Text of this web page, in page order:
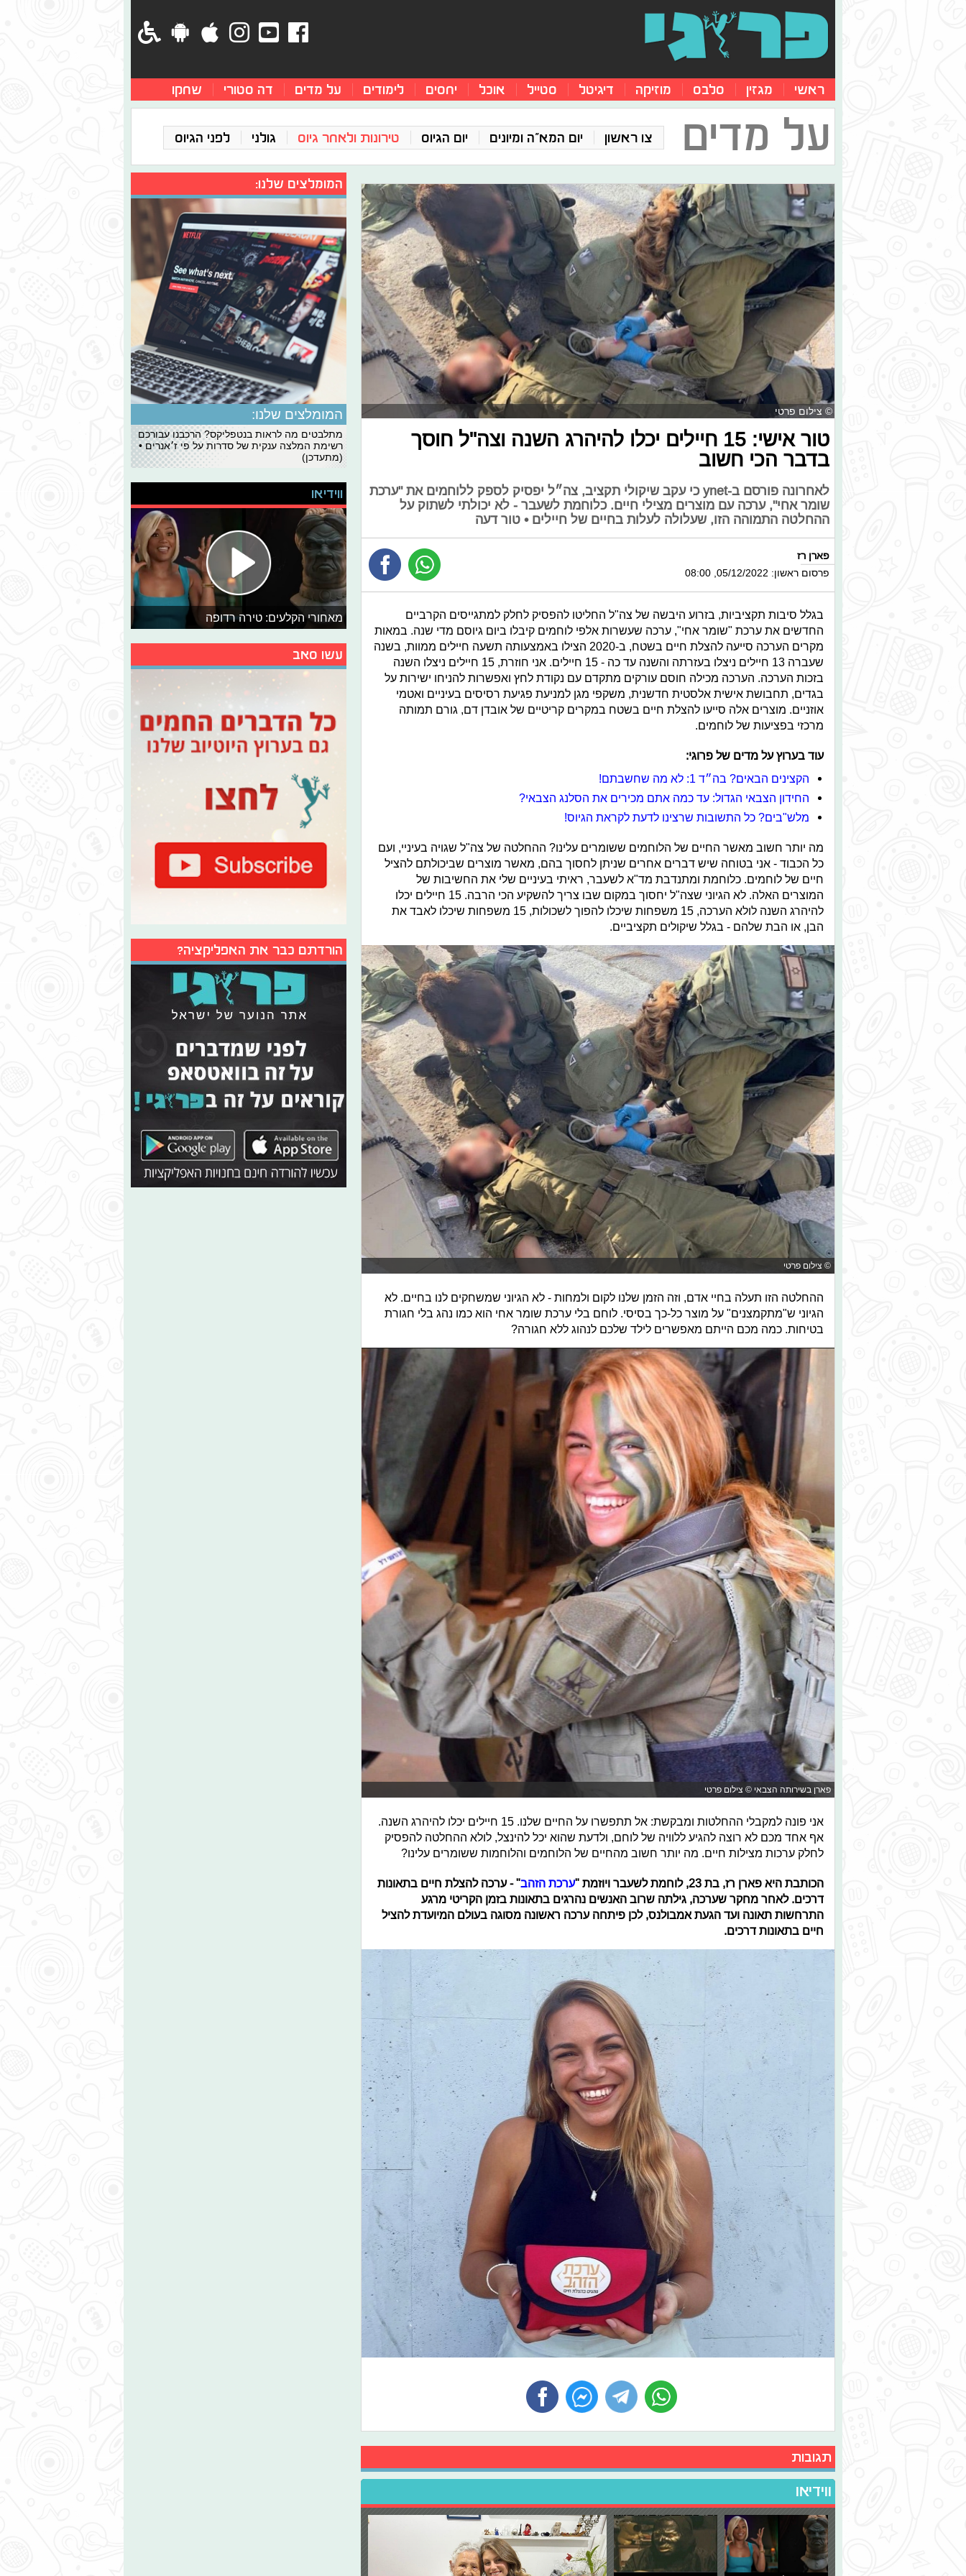
ראשי מגזין סלבס מוזיקה דיגיטל סטייל אוכל יחסים לימודים על מדים דה סטורי שחקו
על מדים צו ראשון יום המא"ה ומיונים יום הגיוס טירונות ולאחר גיוס גולני לפני הגיוס
© צילום פרטי
טור אישי: 15 חיילים יכלו להיהרג השנה וצה"ל חוסך
בדבר הכי חשוב
לאחרונה פורסם ב-ynet כי עקב שיקולי תקציב, צה״ל יפסיק לספק ללוחמים את "ערכת
שומר אחי", ערכה עם מוצרים מצילי חיים. כלוחמת לשעבר - לא יכולתי לשתוק על
ההחלטה התמוהה הזו, שעלולה לעלות בחיים של חיילים • טור דעה
פארן רז
פרסום ראשון: 05/12/2022, 08:00
בגלל סיבות תקציביות, בזרוע היבשה של צה"ל החליטו להפסיק לחלק למתגייסים הקרביים
החדשים את ערכת "שומר אחי", ערכה שעשרות אלפי לוחמים קיבלו ביום גיוסם מדי שנה. במאות
מקרים הערכה סייעה להצלת חיים בשטח, ב-2020 הצילו באמצעותה תשעה חיילים ממוות, בשנה
שעברה 13 חיילים ניצלו בעזרתה והשנה עד כה - 15 חיילים. אני חוזרת, 15 חיילים ניצלו השנה
בזכות הערכה. הערכה מכילה חוסם עורקים מתקדם עם נקודת לחץ ואפשרות להניחו ישירות על
בגדים, תחבושת אישית אלסטית חדשנית, משקפי מגן למניעת פגיעת רסיסים בעיניים ואטמי
אוזניים. מוצרים אלה סייעו להצלת חיים בשטח במקרים קריטיים של אובדן דם, גורם תמותה
מרכזי בפציעות של לוחמים.
עוד בערוץ על מדים של פרוגי:
הקצינים הבאים? בה״ד 1: לא מה שחשבתם!
החידון הצבאי הגדול: עד כמה אתם מכירים את הסלנג הצבאי?
מלש"בים? כל התשובות שרצינו לדעת לקראת הגיוס!
מה יותר חשוב מאשר החיים של הלוחמים ששומרים עלינו? ההחלטה של צה"ל שגויה בעיניי, ועם
כל הכבוד - אני בטוחה שיש דברים אחרים שניתן לחסוך בהם, מאשר מוצרים שביכולתם להציל
חיים של לוחמים. כלוחמת ומתנדבת מד"א לשעבר, ראיתי בעיניים שלי את החשיבות של
המוצרים האלה. לא הגיוני שצה"ל יחסוך במקום שבו צריך להשקיע הכי הרבה. 15 חיילים יכלו
להיהרג השנה לולא הערכה, 15 משפחות שיכלו להפוך לשכולות, 15 משפחות שיכלו לאבד את
הבן, או הבת שלהם - בגלל שיקולים תקציביים.
© צילום פרטי
ההחלטה הזו תעלה בחיי אדם, וזה הזמן שלנו לקום ולמחות - לא הגיוני שמשחקים לנו בחיים. לא
הגיוני ש"מתקמצנים" על מוצר כל-כך בסיסי. לוחם בלי ערכת שומר אחי הוא כמו נהג בלי חגורת
בטיחות. כמה מכם הייתם מאפשרים לילד שלכם לנהוג ללא חגורה?
פארן בשירותה הצבאי © צילום פרטי
אני פונה למקבלי ההחלטות ומבקשת: אל תתפשרו על החיים שלנו. 15 חיילים יכלו להיהרג השנה.
אף אחד מכם לא רוצה להגיע ללוויה של לוחם, ולדעת שהוא יכל להינצל, לולא ההחלטה להפסיק
לחלק ערכות מצילות חיים. מה יותר חשוב מהחיים של הלוחמים והלוחמות ששומרים עלינו?
הכותבת היא פארן רז, בת 23, לוחמת לשעבר ויוזמת " ערכת הזהב" - ערכה להצלת חיים בתאונות
דרכים. לאחר מחקר שערכה, גילתה שרוב האנשים נהרגים בתאונות בזמן הקריטי מרגע
התרחשות תאונה ועד הגעת אמבולנס, לכן פיתחה ערכה ראשונה מסוגה בעולם המיועדת להציל
חיים בתאונות דרכים.
תגובות
ווידיאו
המומלצים שלנו:
המומלצים שלנו:
מתלבטים מה לראות בנטפליקס? הרכבנו עבורכם
רשימת המלצה ענקית של סדרות על פי ז׳אנרים •
(מתעדכן)
ווידיאו
מאחורי הקלעים: טירה רדופה
עשו סאב
הורדתם כבר את האפליקציה?